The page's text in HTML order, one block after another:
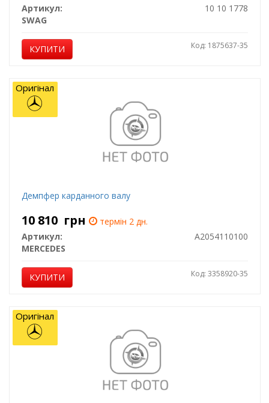
Артикул:
10 10 1778
SWAG
КУПИТИ Код: 1875637-35
Демпфер карданного валу
10 810 грн
термін 2 дн.
Артикул:
A2054110100
MERCEDES
КУПИТИ Код: 3358920-35
Оригінал
Оригінал